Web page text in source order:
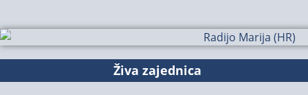
Živa zajednica